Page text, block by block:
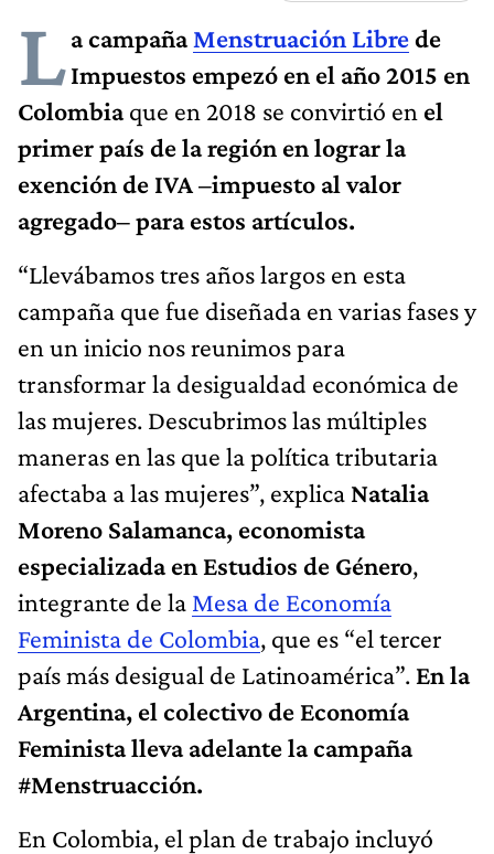
La campañaMenstruación Librede
Impuestos empezó en el año 2015 en
Colombiaque en 2018 se convirtió en el
primer país de la región en lograr la
exención de IVA –impuesto al valor
agregado– para estos artículos.
“Llevábamos tres años largos en esta
campaña que fue diseñada en varias fases y
en un inicio nos reunimos para
transformar la desigualdad económica de
las mujeres. Descubrimos las múltiples
maneras en las que la política tributaria
afectaba a las mujeres”, explica Natalia
Moreno Salamanca, economista
especializada en Estudios de Género,
integrante de la Mesa de Economía
Feminista de Colombia, que es “el tercer
país más desigual de Latinoamérica”. En la
Argentina, el colectivo de Economía
Feminista lleva adelante la campaña
#Menstruacción.
En Colombia, el plan de trabajo incluyó